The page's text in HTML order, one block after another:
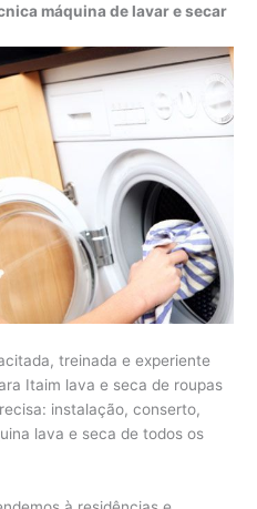
máquina de lavar e secar
treinada e experiente
Itaim lava e seca de roupas
instalação, conserto,
lava e seca de todos os